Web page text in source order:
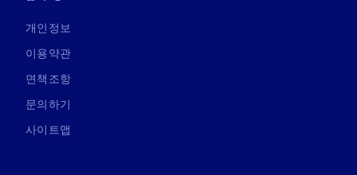
개인정보
이용약관
면책조항
문의하기
사이트맵